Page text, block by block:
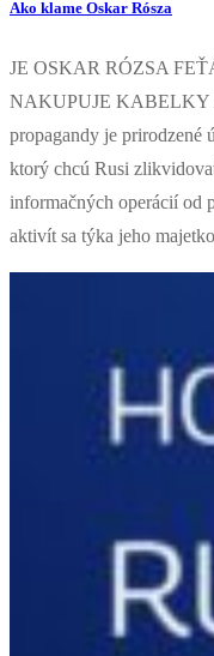
Ako klame Oskar Rósza
JE OSKAR RÓZSA
NAKUPUJE KABELKY
propagandy je prirodzené
ktorý chcú Rusi
informačných operácií od
aktivít sa týka jeho